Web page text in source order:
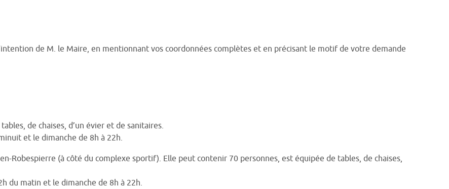
de M. le Maire, en mentionnant vos coordonnées complètes et en précisant le motif de votre demande
de chaises, d’un évier et de sanitaires.
et le dimanche de 8h à 22h.
Robespierre (à côté du complexe sportif). Elle peut contenir 70 personnes, est équipée de tables, de chaises,
du matin et le dimanche de 8h à 22h.